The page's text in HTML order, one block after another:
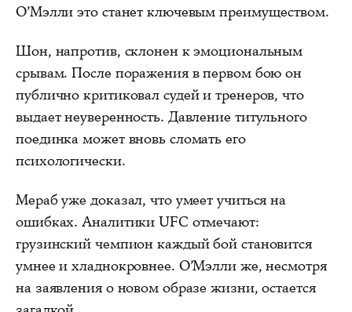
О’Мэлли это станет ключевым преимуществом.
Шон, напротив, склонен к эмоциональным
срывам. После поражения в первом бою он
публично критиковал судей и тренеров, что
выдает неуверенность. Давление титульного
поединка может вновь сломать его
психологически.
Мераб уже доказал, что умеет учиться на
ошибках. Аналитики UFC отмечают:
грузинский чемпион каждый бой становится
умнее и хладнокровнее. О’Мэлли же, несмотря
на заявления о новом образе жизни, остается